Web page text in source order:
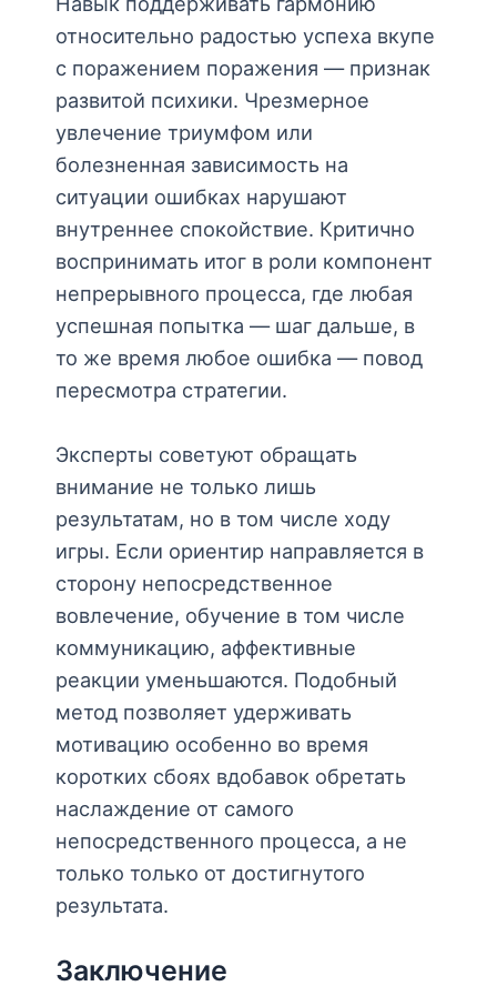
относительно радостью успеха вкупе
с поражением поражения — признак
развитой психики. Чрезмерное
увлечение триумфом или
болезненная зависимость на
ситуации ошибках нарушают
внутреннее спокойствие. Критично
воспринимать итог в роли компонент
непрерывного процесса, где любая
успешная попытка — шаг дальше, в
то же время любое ошибка — повод
пересмотра стратегии.
Эксперты советуют обращать
внимание не только лишь
результатам, но в том числе ходу
игры. Если ориентир направляется в
сторону непосредственное
вовлечение, обучение в том числе
коммуникацию, аффективные
реакции уменьшаются. Подобный
метод позволяет удерживать
мотивацию особенно во время
коротких сбоях вдобавок обретать
наслаждение от самого
непосредственного процесса, а не
только только от достигнутого
результата.
Заключение